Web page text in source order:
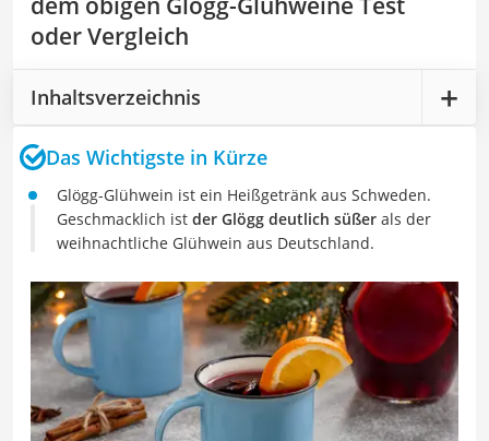
oder Vergleich
Inhaltsverzeichnis
Das Wichtigste in Kürze
Glögg-Glühwein ist ein Heißgetränk aus Schweden.
Geschmacklich ist der Glögg deutlich süßer als der
weihnachtliche Glühwein aus Deutschland.